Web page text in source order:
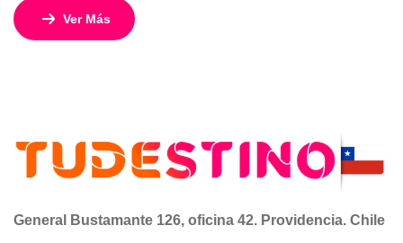
elegante Diamond Princess, uno de los cruceros más
completos y sofisticados de Asia. Este fascinante viaje de
Ver Más
General Bustamante 126, oficina 42. Providencia. Chile